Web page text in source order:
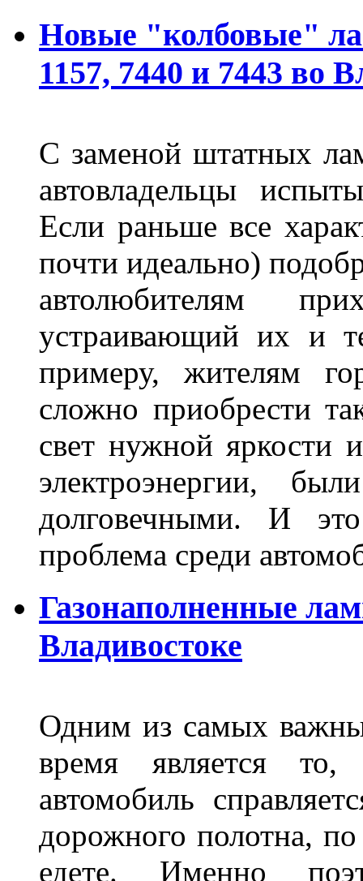
Новые "колбовые"
1157, 7440 и 7443 во
С заменой штатных
автовладельцы
Если раньше все
почти идеально)
автолюбителям
устраивающий их и
примеру, жителям
сложно приобрести
свет нужной яркости
электроэнергии,
долговечными. И
проблема среди
Газонаполненные
Владивостоке
Одним из самых
время является то,
автомобиль
дорожного полотна,
едете. Именно